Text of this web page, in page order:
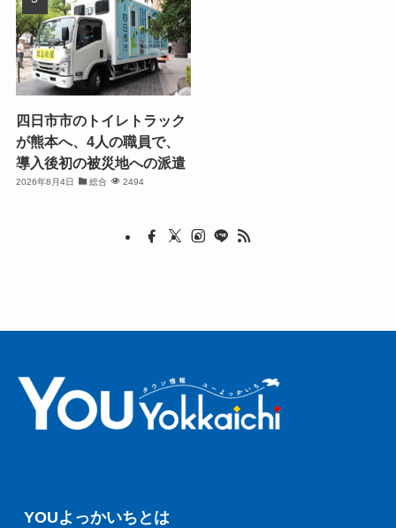
四日市市のトイレトラック
が熊本へ、4人の職員で、
導入後初の被災地への派遣
2026年8月4日 総合 2494
YOUよっかいちとは